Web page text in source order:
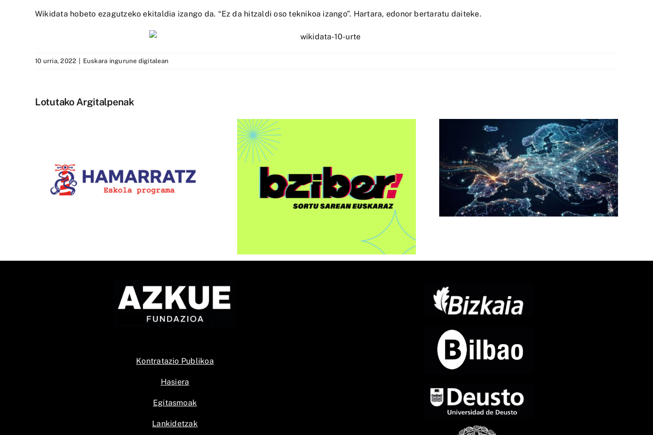
Wikidata hobeto ezagutzeko ekitaldia izango da. “Ez da hitzaldi oso teknikoa izango”. Hartara, edonor bertaratu daiteke.
10 urria, 2022 Euskara ingurune digitalean
Lotutako Argitalpenak
1.400.000 ikustaldi izan ditu
Bziber euskarazko
TikTokeko lehiaketaren IX.
Summit 2026” ekitaldia
egingo dute Bilbon
Kontratazio Publikoa
Hasiera
Egitasmoak
Lankidetzak